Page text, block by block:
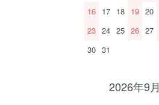
16 17 18 19 20
23 24 25 26 27
30 31
2026年9月